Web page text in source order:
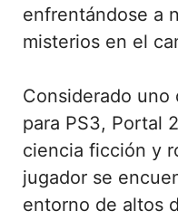
enfrentándose a
misterios en el
Considerado uno
para PS3, Portal
ciencia ficción y
jugador se
entorno de altos